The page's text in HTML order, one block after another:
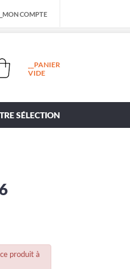
__MON COMPTE
__PANIER
VIDE
SÉLECTION
produit à